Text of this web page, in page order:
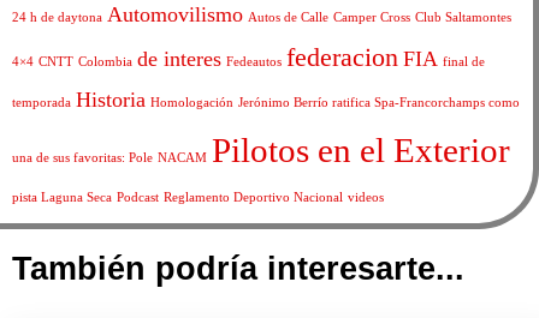
24 h de daytona Automovilismo Autos de Calle Camper Cross Club Saltamontes
4×4 CNTT Colombia de interes Fedeautos federacion FIA final de
temporada Historia Homologación Jerónimo Berrío ratifica Spa-Francorchamps como
una de sus favoritas: Pole NACAM Pilotos en el Exterior
pista Laguna Seca Podcast Reglamento Deportivo Nacional videos
También podría interesarte...